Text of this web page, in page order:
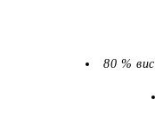
80 %